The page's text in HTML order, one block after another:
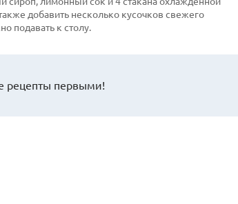
добавить несколько кусочков свежего
подавать к столу.
рецепты первыми!